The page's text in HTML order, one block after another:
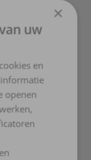
de
op de
van de
kan
(023-
×
uw
en
openen